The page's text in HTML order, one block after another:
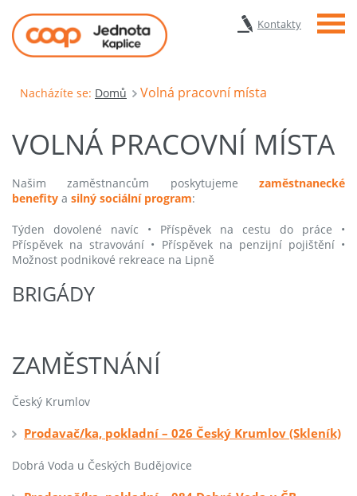
Kontakty Menu
Nacházíte se: Domů Volná pracovní místa
VOLNÁ PRACOVNÍ MÍSTA
Našim zaměstnancům poskytujeme zaměstnanecké
benefity a silný sociální program:
Týden dovolené navíc • Příspěvek na cestu do práce •
Příspěvek na stravování • Příspěvek na penzijní pojištění •
Možnost podnikové rekreace na Lipně
BRIGÁDY
ZAMĚSTNÁNÍ
Český Krumlov
Prodavač/ka, pokladní – 026 Český Krumlov (Skleník)
Dobrá Voda u Českých Budějovice